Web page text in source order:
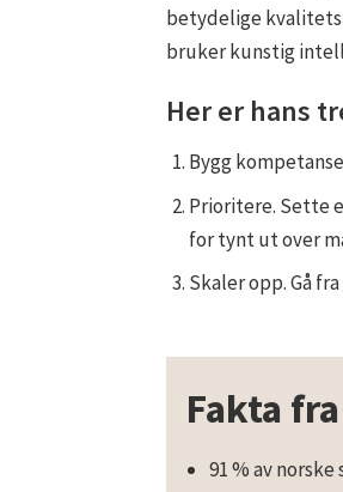
betydelige
bruker kunstig
Her er hans
Bygg
Prioritere. Sette
for tynt ut over
Skaler opp. Gå
Fakta
91 % av